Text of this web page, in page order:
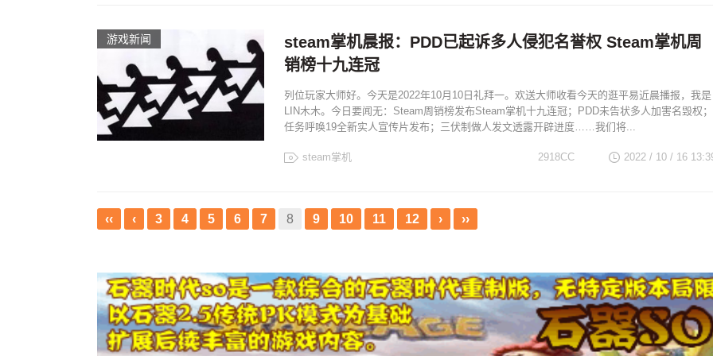
游戏新闻
steam掌机晨报：PDD已起诉多人侵犯名誉权 Steam掌机周
销榜十九连冠
列位玩家大师好。今天是2022年10月10日礼拜一。欢送大师收看今天的逛平易近晨播报，我是
LIN木木。今日要闻无：Steam周销榜发布Steam掌机十九连冠；PDD未告状多人加害名毁权；
任务呼唤19全新实人宣传片发布；三伏制做人发文透露开辟进度……我们将...
steam掌机 2022 / 10 / 16
2918CC
‹‹ ‹ 3 4 5 6 7 8 9 10 11 12 › ››